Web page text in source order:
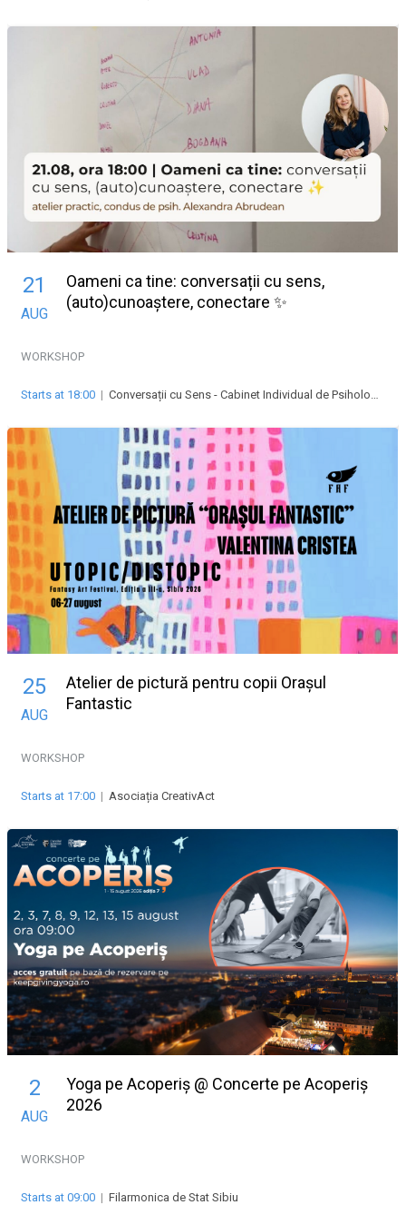
21
AUG
Oameni ca tine: conversații cu sens,
(auto)cunoaștere, conectare ✨
WORKSHOP
Starts at 18:00 | Conversații cu Sens - Cabinet Individual de Psihologie Abrudean Alexandra
25
AUG
Atelier de pictură pentru copii Orașul
Fantastic
WORKSHOP
Starts at 17:00 | Asociația CreativAct
2
AUG
Yoga pe Acoperiș @ Concerte pe Acoperiș
2026
WORKSHOP
Starts at 09:00 | Filarmonica de Stat Sibiu